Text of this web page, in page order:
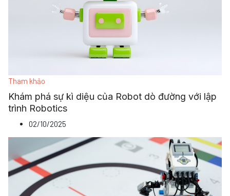
Tham khảo
Khám phá sự kì diệu của Robot dò đường với lập
trình Robotics
02/10/2025